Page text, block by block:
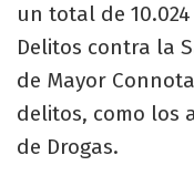
un total de
Delitos contra la
de Mayor
delitos, como los
de Drogas.​​